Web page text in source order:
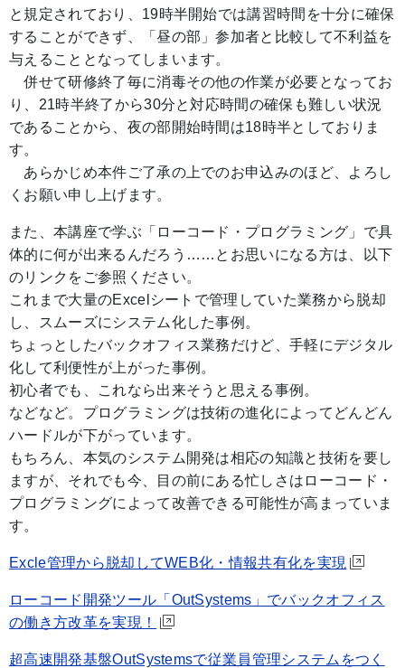
と規定されており、19時半開始では講習時間を十分に確保
することができず、「昼の部」参加者と比較して不利益を
与えることとなってしまいます。
併せて研修終了毎に消毒その他の作業が必要となってお
り、21時半終了から30分と対応時間の確保も難しい状況
であることから、夜の部開始時間は18時半としておりま
す。
あらかじめ本件ご了承の上でのお申込みのほど、よろし
くお願い申し上げます。
また、本講座で学ぶ「ローコード・プログラミング」で具
体的に何が出来るんだろう……とお思いになる方は、以下
のリンクをご参照ください。
これまで大量のExcelシートで管理していた業務から脱却
し、スムーズにシステム化した事例。
ちょっとしたバックオフィス業務だけど、手軽にデジタル
化して利便性が上がった事例。
初心者でも、これなら出来そうと思える事例。
などなど。プログラミングは技術の進化によってどんどん
ハードルが下がっています。
もちろん、本気のシステム開発は相応の知識と技術を要し
ますが、それでも今、目の前にある忙しさはローコード・
プログラミングによって改善できる可能性が高まっていま
す。
Excle管理から脱却してWEB化・情報共有化を実現
ローコード開発ツール「OutSystems」でバックオフィス
の働き方改革を実現！
超高速開発基盤OutSystemsで従業員管理システムをつく